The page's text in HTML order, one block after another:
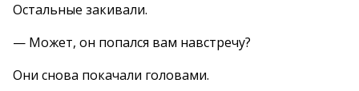
Остальные закивали.
— Может, он попался вам навстречу?
Они снова покачали головами.